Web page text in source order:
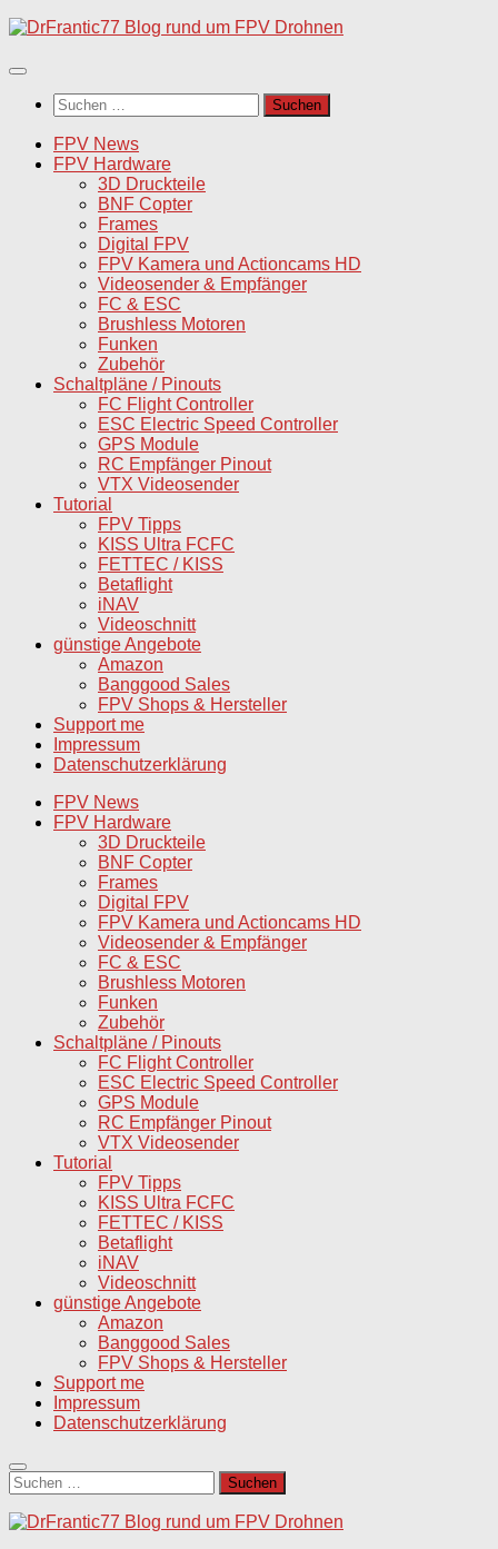
Unter
Inhalt
Suchen
nach:
FPV News
FPV Hardware
3D Druckteile
BNF Copter
Frames
Digital FPV
FPV Kamera und Actioncams HD
Videosender & Empfänger
FC & ESC
Brushless Motoren
Funken
Zubehör
Schaltpläne / Pinouts
FC Flight Controller
ESC Electric Speed Controller
GPS Module
RC Empfänger Pinout
VTX Videosender
Tutorial
FPV Tipps
KISS Ultra FCFC
FETTEC / KISS
Betaflight
iNAV
Videoschnitt
günstige Angebote
Amazon
Banggood Sales
FPV Shops & Hersteller
Support me
Impressum
Datenschutzerklärung
FPV News
FPV Hardware
3D Druckteile
BNF Copter
Frames
Digital FPV
FPV Kamera und Actioncams HD
Videosender & Empfänger
FC & ESC
Brushless Motoren
Funken
Zubehör
Schaltpläne / Pinouts
FC Flight Controller
ESC Electric Speed Controller
GPS Module
RC Empfänger Pinout
VTX Videosender
Tutorial
FPV Tipps
KISS Ultra FCFC
FETTEC / KISS
Betaflight
iNAV
Videoschnitt
günstige Angebote
Amazon
Banggood Sales
FPV Shops & Hersteller
Support me
Impressum
Datenschutzerklärung
Suchen
nach: